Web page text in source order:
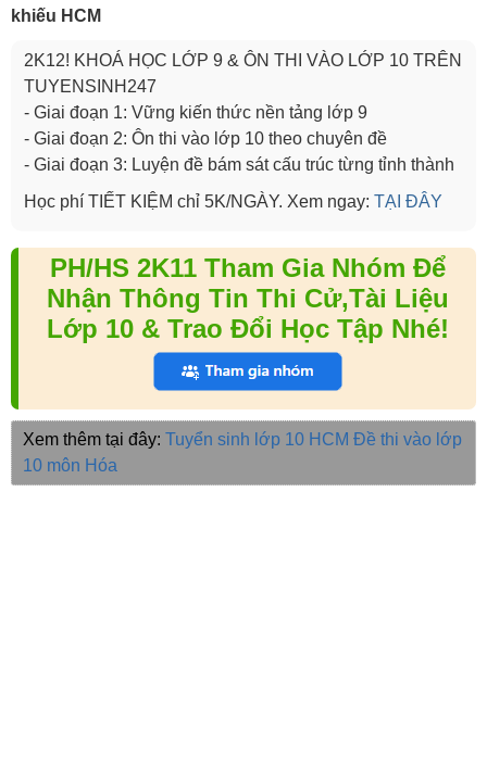
khiếu HCM
2K12! KHOÁ HỌC LỚP 9 & ÔN THI VÀO LỚP 10 TRÊN
TUYENSINH247
- Giai đoạn 1: Vững kiến thức nền tảng lớp 9
- Giai đoạn 2: Ôn thi vào lớp 10 theo chuyên đề
- Giai đoạn 3: Luyện đề bám sát cấu trúc từng tỉnh thành
Học phí TIẾT KIỆM chỉ 5K/NGÀY. Xem ngay: TẠI ĐÂY
PH/HS 2K11 Tham Gia Nhóm Để
Nhận Thông Tin Thi Cử,Tài Liệu
Lớp 10 & Trao Đổi Học Tập Nhé!
Xem thêm tại đây: Tuyển sinh lớp 10 HCM Đề thi vào lớp
10 môn Hóa